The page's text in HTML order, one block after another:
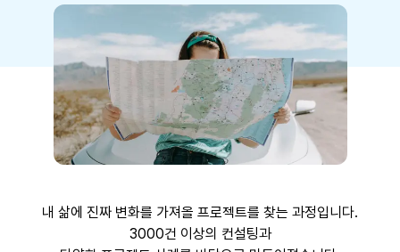
내 삶에 진짜 변화를 가져올 프로젝트를 찾는 과정입니다.
3000건 이상의 컨설팅과